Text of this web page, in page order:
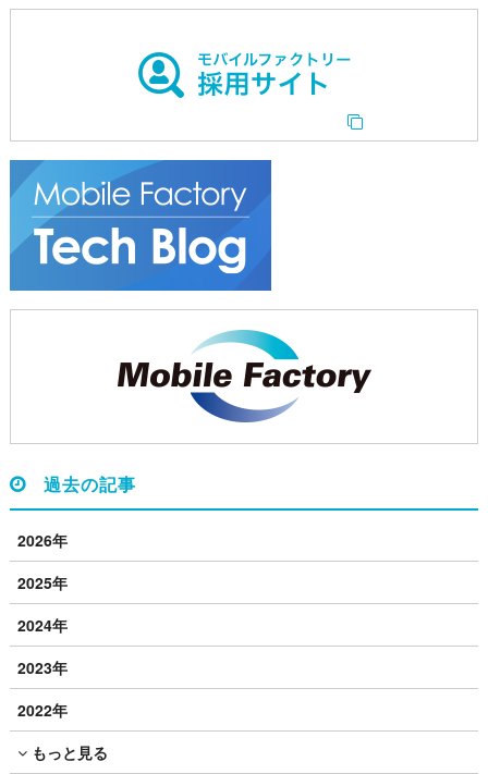
過去の記事
2026年
2025年
2024年
2023年
2022年
もっと見る